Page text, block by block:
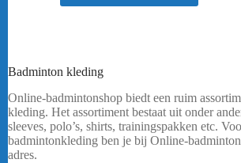
Badminton kleding
Online-badmintonshop biedt een ruim
kleding. Het assortiment bestaat uit onder
sleeves, polo’s, shirts, trainingspakken etc.
badmintonkleding ben je bij Online-
adres.